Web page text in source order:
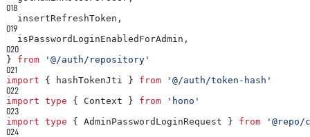
018
insertRefreshToken,
019
isPasswordLoginEnabledForAdmin,
020
} from '@/auth/repository'
021
import { hashTokenJti } from '@/auth/token-hash'
022
import type { Context } from 'hono'
023
import type { AdminPasswordLoginRequest } from
024